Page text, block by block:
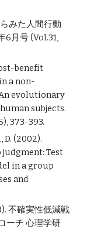
みた人間行動
6月号 (Vol.31,
benefit
a non-
evolutionary
subjects.
373-393.
D. (2002).
Test
in a group
and
不確実性低減戦
ーチ 心理学研